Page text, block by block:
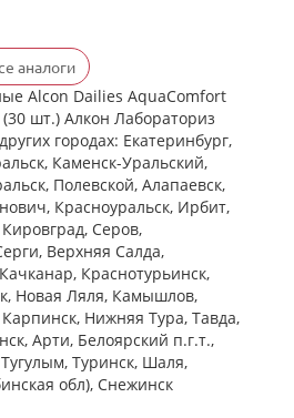
аналоги
Alcon Dailies AquaComfort
шт.) Алкон Лабораториз
городах: Екатеринбург,
Каменск-Уральский,
Полевской, Алапаевск,
Красноуральск, Ирбит,
Серов,
Верхняя Салда,
Краснотурьинск,
Новая Ляля, Камышлов,
Нижняя Тура, Тавда,
Арти, Белоярский п.г.т.,
Туринск, Шаля,
обл), Снежинск